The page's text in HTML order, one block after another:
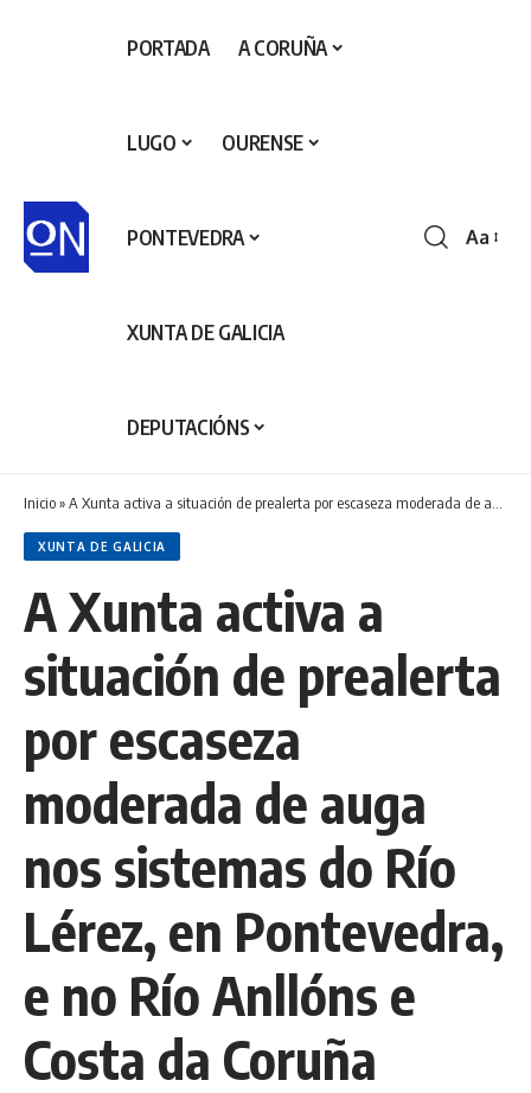
PORTADA A CORUÑA
LUGO OURENSE
PONTEVEDRA
XUNTA DE GALICIA
DEPUTACIÓNS
Aa
Inicio»A Xunta activa a situación de prealerta por escaseza moderada de auga nos sistemas do Río Lérez, en Pontevedra, e no Río Anllóns e Costa da Coruña
XUNTA DE GALICIA
A Xunta activa a
situación de prealerta
por escaseza
moderada de auga
nos sistemas do Río
Lérez, en Pontevedra,
e no Río Anllóns e
Costa da Coruña